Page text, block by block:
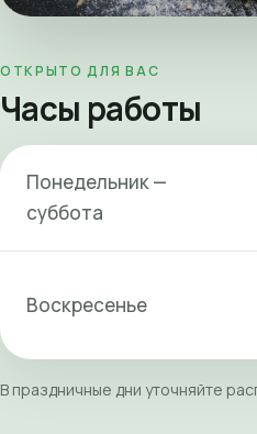
ОТКРЫТО ДЛЯ ВАС
Часы работы
Понедельник —
суббота
Воскресенье
В праздничные дни уточняйте